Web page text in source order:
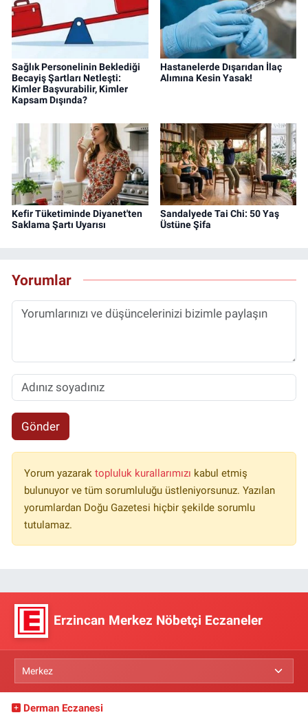
Sağlık Personelinin Beklediği
Becayiş Şartları Netleşti:
Kimler Başvurabilir, Kimler
Kapsam Dışında?
Hastanelerde Dışarıdan İlaç
Alımına Kesin Yasak!
Kefir Tüketiminde Diyanet'ten
Saklama Şartı Uyarısı
Sandalyede Tai Chi: 50 Yaş
Üstüne Şifa
Yorumlar
Gönder
Yorum yazarak topluluk kurallarımızı kabul etmiş
bulunuyor ve tüm sorumluluğu üstleniyorsunuz. Yazılan
yorumlardan Doğu Gazetesi hiçbir şekilde sorumlu
tutulamaz.
Erzincan Merkez Nöbetçi Eczaneler
Derman Eczanesi